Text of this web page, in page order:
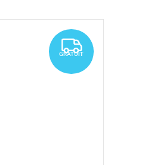
GRATUIT
GRATUIT